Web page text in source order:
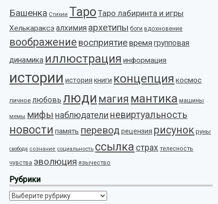
Башенка Стихии Таро Таро лабиринта и игры
Хелькараксэ алхимия архетипы боги вдохновение
воображение восприятие время групповая
динамика иллюстрация информация
истории история книги концепция космос
личное любовь люди магия мантика машины
мемы мифы наблюдатели невиртуальность
новости память перевод рецензия рисунок руны
свобода сознание социальность ссылка страх телесность
чувства эволюция язычество
Рубрики
Рубрики